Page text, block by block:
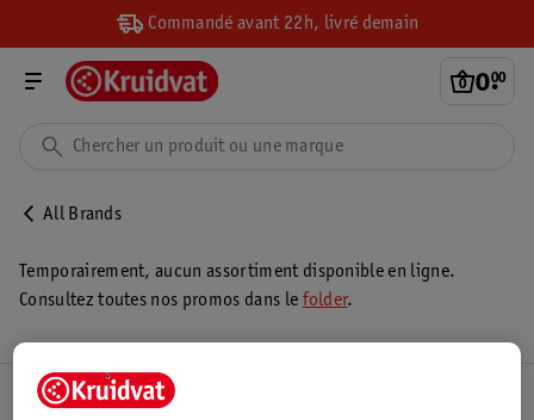
Commandé avant 22h, livré demain
0.
00
All Brands
Temporairement, aucun assortiment disponible en ligne.
Consultez toutes nos promos dans le folder.